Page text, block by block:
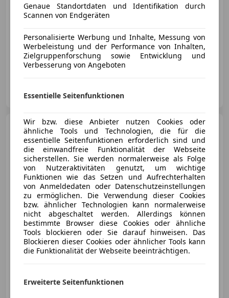
05/2022 59 950 km Benzin 110 kW (150 PS)
AT-8990 Bad Aussee
Renault ClioIntens Energy
TCe 90
€ 7 900
01/2017 114 800 km Benzin 66 kW (90 PS)
SCHIFFNER GmbH
AT-8990 Bad Aussee
Genaue Standortdaten und Identifikation durch
Scannen von Endgeräten
Personalisierte Werbung und Inhalte, Messung von
Werbeleistung und der Performance von Inhalten,
Zielgruppenforschung sowie Entwicklung und
Verbesserung von Angeboten
Essentielle Seitenfunktionen
Wir bzw. diese Anbieter nutzen Cookies oder
ähnliche Tools und Technologien, die für die
essentielle Seitenfunktionen erforderlich sind und
die einwandfreie Funktionalität der Webseite
sicherstellen. Sie werden normalerweise als Folge
von Nutzeraktivitäten genutzt, um wichtige
Funktionen wie das Setzen und Aufrechterhalten
von Anmeldedaten oder Datenschutzeinstellungen
zu ermöglichen. Die Verwendung dieser Cookies
bzw. ähnlicher Technologien kann normalerweise
nicht abgeschaltet werden. Allerdings können
bestimmte Browser diese Cookies oder ähnliche
Tools blockieren oder Sie darauf hinweisen. Das
Blockieren dieser Cookies oder ähnlicher Tools kann
die Funktionalität der Webseite beeinträchtigen.
Erweiterte Seitenfunktionen